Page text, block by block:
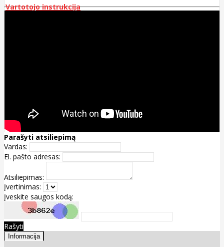
Vartotojo instrukcija
Parašyti atsiliepimą
Vardas:
El. pašto adresas:
Atsiliepimas:
Įvertinimas:
Įveskite saugos kodą:
Rašyti
Informacija